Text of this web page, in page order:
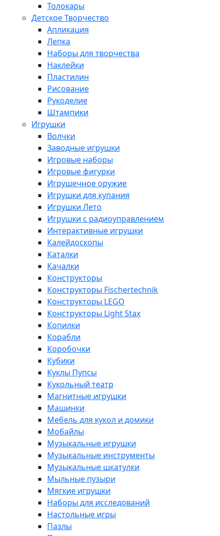
Толокары
Детское Творчество
Апликация
Лепка
Наборы для творчества
Наклейки
Пластилин
Рисование
Рукоделие
Штампики
Игрушки
Волчки
Заводные игрушки
Игровые наборы
Игровые фигурки
Игрушечное оружие
Игрушки для купания
Игрушки Лето
Игрушки с радиоуправлением
Интерактивные игрушки
Калейдоскопы
Каталки
Качалки
Конструкторы
Конструкторы Fisсhertechnik
Конструкторы LEGO
Конструкторы Light Stax
Копилки
Корабли
Коробочки
Кубики
Куклы Пупсы
Кукольный театр
Магнитные игрушки
Машинки
Мебель для кукол и домики
Мобайлы
Музыкальные игрушки
Музыкальные инструменты
Музыкальные шкатулки
Мыльные пузыри
Мягкие игрушки
Наборы для исследований
Настольные игры
Пазлы